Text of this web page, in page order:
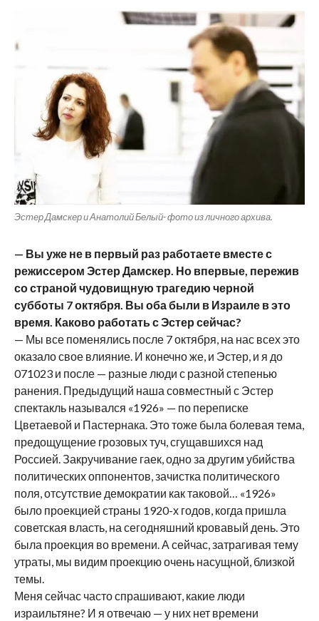
Эстер Дамскер и Анатолий Белый- фото из личного архива.
— Вы уже не в первый раз работаете вместе с
режиссером Эстер Дамскер. Но впервые, пережив
со страной чудовищную трагедию черной
субботы 7 октября. Вы оба были в Израиле в это
время. Каково работать с Эстер сейчас?
— Мы все поменялись после 7 октября, на нас всех это
оказало свое влияние. И конечно же, и Эстер, и я до
071023 и после — разные люди с разной степенью
ранения. Предыдущий наша совместный с Эстер
спектакль назывался «1926» — по переписке
Цветаевой и Пастернака. Это тоже была болевая тема,
предощущение грозовых туч, сгущавшихся над
Россией. Закручивание гаек, одно за другим убийства
политических оппонентов, зачистка политического
поля, отсутствие демократии как таковой… «1926»
было проекцией страны 1920-х годов, когда пришла
советская власть, на сегодняшний кровавый день. Это
была проекция во времени. А сейчас, затрагивая тему
утраты, мы видим проекцию очень насущной, близкой
темы.
Меня сейчас часто спрашивают, какие люди
израильтяне? И я отвечаю — у них нет времени